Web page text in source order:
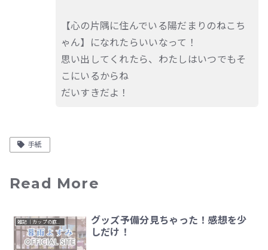
【心の片隅に住んでいる陽だまりのねこち
ゃん】になれたらいいなって！
思い出してくれたら、わたしはいつでもそ
こにいるからね
だいすきだよ！
手紙
Read More
グッズ予備分見ちゃった！感想を少
しだけ！